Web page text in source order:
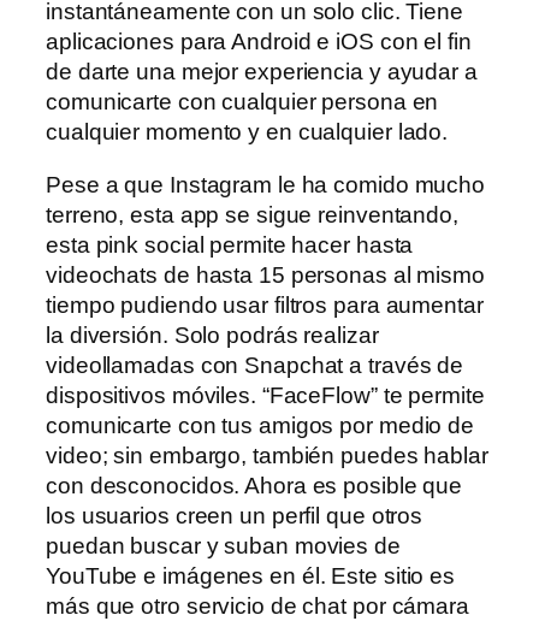
instantáneamente con un solo clic. Tiene
aplicaciones para Android e iOS con el fin
de darte una mejor experiencia y ayudar a
comunicarte con cualquier persona en
cualquier momento y en cualquier lado.
Pese a que Instagram le ha comido mucho
terreno, esta app se sigue reinventando,
esta pink social permite hacer hasta
videochats de hasta 15 personas al mismo
tiempo pudiendo usar filtros para aumentar
la diversión. Solo podrás realizar
videollamadas con Snapchat a través de
dispositivos móviles. “FaceFlow” te permite
comunicarte con tus amigos por medio de
video; sin embargo, también puedes hablar
con desconocidos. Ahora es posible que
los usuarios creen un perfil que otros
puedan buscar y suban movies de
YouTube e imágenes en él. Este sitio es
más que otro servicio de chat por cámara